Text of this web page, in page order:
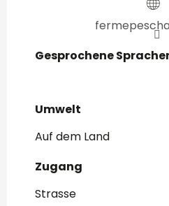
Gesprochene
Gesprochene
Umwelt
Umwelt
Auf dem Land
Zugang
Zugang
Strasse